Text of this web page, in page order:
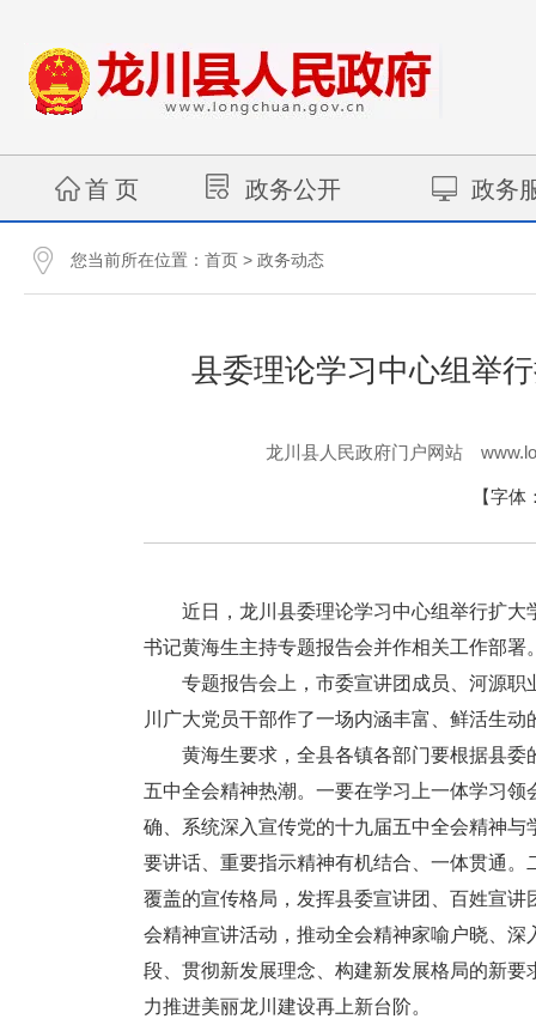
首 页 政务公开 政务
您当前所在位置： 首页 > 政务动态
县委理论学习中心组举
龙川县人民政府门户网站
【字体
近日，龙川县委理论学习中心组举行扩大
书记黄海生主持专题报告会并作相关工作部署
专题报告会上，市委宣讲团成员、河源职
川广大党员干部作了一场内涵丰富、鲜活生动
黄海生要求，全县各镇各部门要根据县委
五中全会精神热潮。一要在学习上一体学习
确、系统深入宣传党的十九届五中全会精神
要讲话、重要指示精神有机结合、一体贯通
覆盖的宣传格局，发挥县委宣讲团、百姓宣
会精神宣讲活动，推动全会精神家喻户晓、
段、贯彻新发展理念、构建新发展格局的新要
力推进美丽龙川建设再上新台阶。